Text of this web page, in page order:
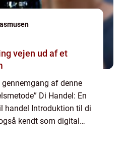
et
gennemgang af denne
Di Handel: En
handel Introduktion til di
kendt som digital